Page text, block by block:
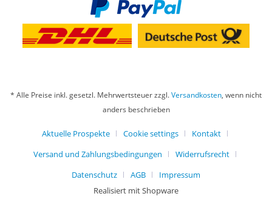
* Alle Preise inkl. gesetzl. Mehrwertsteuer zzgl.Versandkosten, wenn nicht
anders beschrieben
Aktuelle Prospekte Cookie settings
Kontakt
Versand und Zahlungsbedingungen
Widerrufsrecht
Datenschutz
AGB
Impressum
Realisiert mit Shopware